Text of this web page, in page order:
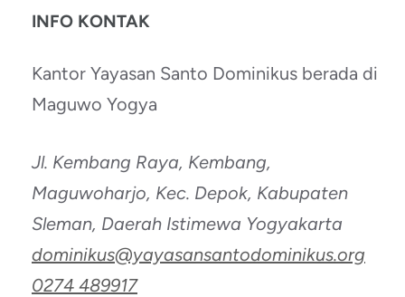
INFO KONTAK
Kantor Yayasan Santo Dominikus berada di
Maguwo Yogya
Jl. Kembang Raya, Kembang,
Maguwoharjo, Kec. Depok, Kabupaten
Sleman, Daerah Istimewa Yogyakarta
dominikus@yayasansantodominikus.org
0274 489917